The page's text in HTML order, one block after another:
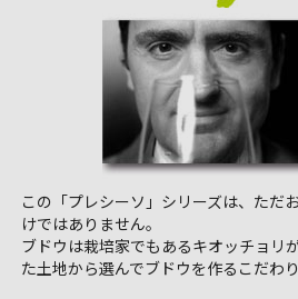
この「プレシーソ」シリーズは、ただ
けではありません。
ブドウは栽培家でもあるキオッチョリ
た土地から選んでブドウを作るこだわり